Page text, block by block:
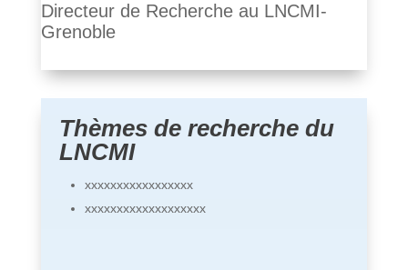
Directeur de Recherche au LNCMI-
Grenoble
Thèmes de recherche du
LNCMI
xxxxxxxxxxxxxxxxx
xxxxxxxxxxxxxxxxxxx